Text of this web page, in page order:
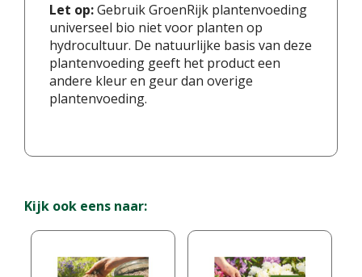
Let op:Gebruik GroenRijk plantenvoeding
universeel bio niet voor planten op
hydrocultuur. De natuurlijke basis van deze
plantenvoeding geeft het product een
andere kleur en geur dan overige
plantenvoeding.
Kijk ook eens naar: